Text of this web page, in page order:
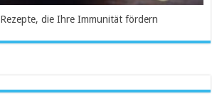
die Ihre Immunität fördern